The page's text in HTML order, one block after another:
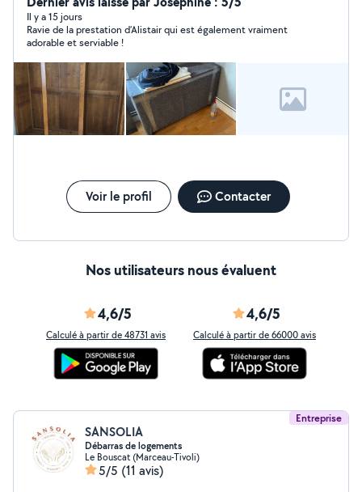
Il y a 15 jours
Ravie de la prestation d’Alistair qui est également vraiment
adorable et serviable !
Voir le profil Contacter
Nos utilisateurs nous évaluent
4,6/5
Calculé à partir de 48731 avis
4,6/5
Calculé à partir de 66000 avis
Entreprise
SANSOLIA
Débarras de logements
Le Bouscat (Marceau-Tivoli)
5/5 (11 avis)